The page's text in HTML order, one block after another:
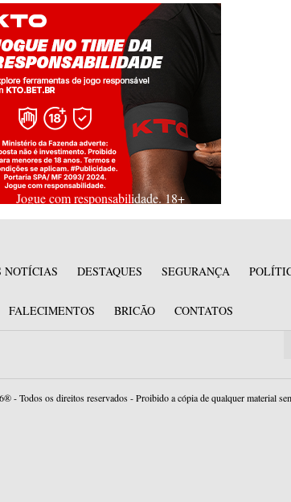
Jogue com responsabilidade. 18+
NOTÍCIAS DESTAQUES SEGURANÇA
FALECIMENTOS BRICÃO CONTATOS
- Todos os direitos reservados - Proibido a cópia de qualquer material